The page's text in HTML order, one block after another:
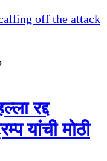
रद्द
यांची मोठी